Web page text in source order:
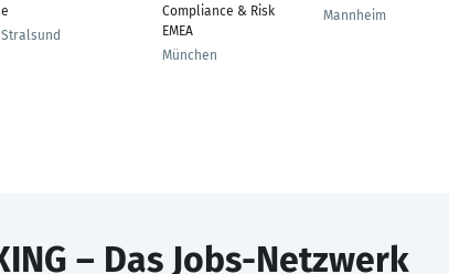
e
Stralsund
Compliance & Risk
EMEA
München
Mannheim
– Das Jobs-Netzwerk